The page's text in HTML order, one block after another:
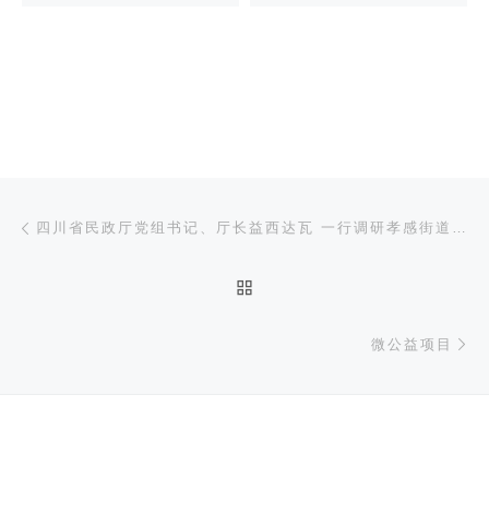
文章导航 四川省民政厅党组书记、厅长益西达瓦 一行调研孝感街道社会工作服务站
微公益项目